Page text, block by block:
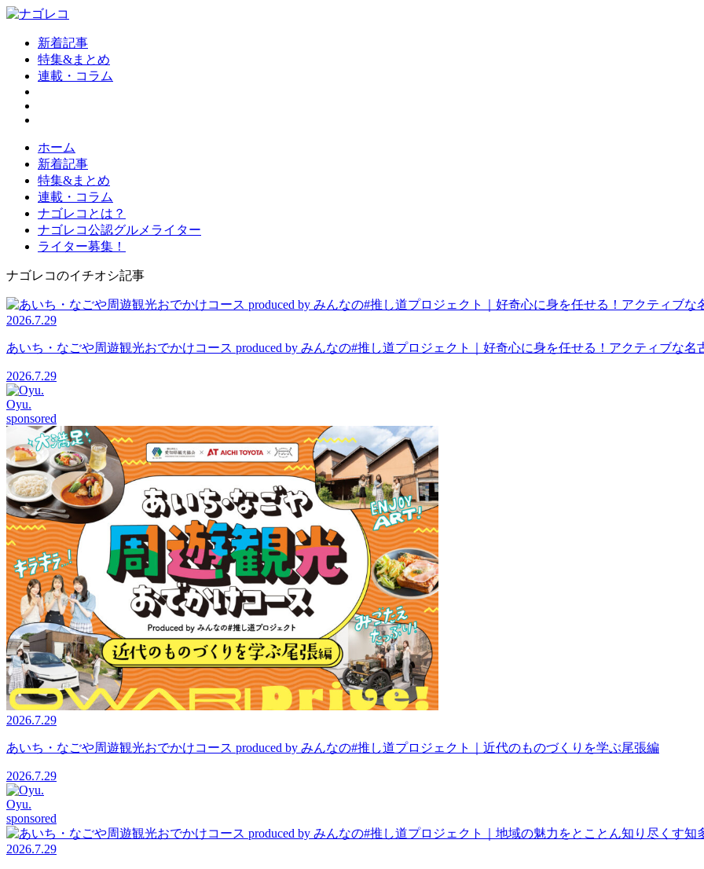
新着記事
特集&まとめ
連載・コラム
ホーム
新着記事
特集&まとめ
連載・コラム
ナゴレコとは？
ナゴレコ公認グルメライター
ライター募集！
ナゴレコのイチオシ記事
2026.7.29
あいち・なごや周遊観光おでかけコース produced by みんなの#推し道プロジェクト｜好奇心に身を任せる！アクティブな名
2026.7.29
Oyu.
sponsored
2026.7.29
あいち・なごや周遊観光おでかけコース produced by みんなの#推し道プロジェクト｜近代のものづくりを学ぶ尾張編
2026.7.29
Oyu.
sponsored
2026.7.29